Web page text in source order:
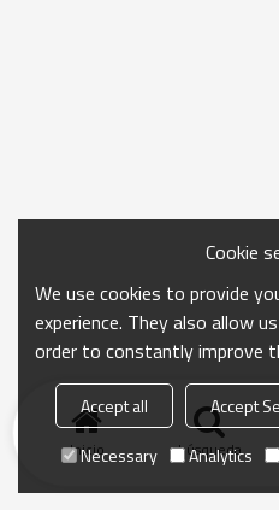
Inicio búsqueda
Cookie
We use cookies to provide
experience. They also allow
order to constantly improve
Accept all Accept
Necessary
Analytics